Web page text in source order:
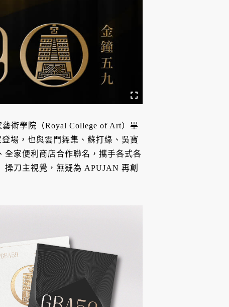
術學院（Royal College of Art）畢
場，也與雲門舞集、蘇打綠、吳寶
全家便利商店合作聯名，攜手各式各
刀主視覺，無疑為 APUJAN 再創